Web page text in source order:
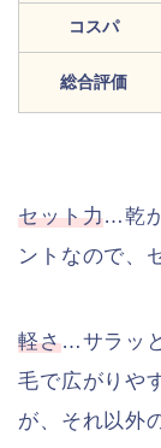
コスパ
総合評価
セット力…乾
ントなので、
軽さ…サラッ
毛で広がりや
が、それ以外